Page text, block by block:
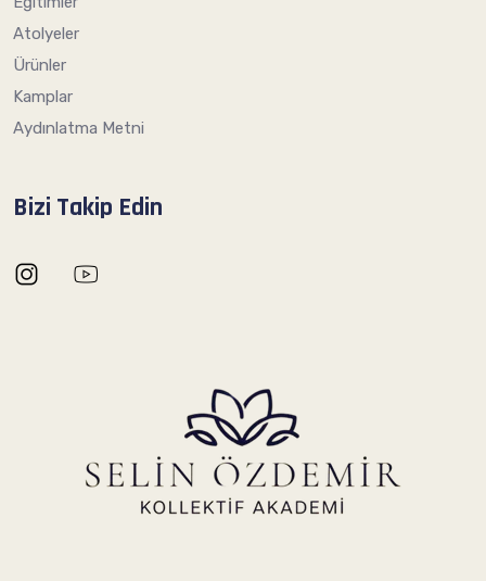
Atolyeler
Ürünler
Kamplar
Aydınlatma Metni
Bizi Takip Edin